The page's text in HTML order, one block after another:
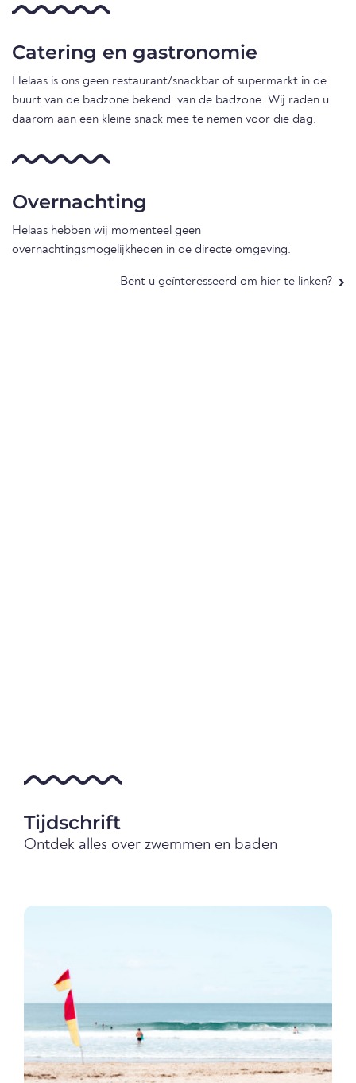
Catering en gastronomie
Helaas is ons geen restaurant/snackbar of supermarkt in de
buurt van de badzone bekend. van de badzone. Wij raden u
daarom aan een kleine snack mee te nemen voor die dag.
Overnachting
Helaas hebben wij momenteel geen
overnachtingsmogelijkheden in de directe omgeving.
Bent u geïnteresseerd om hier te linken?
Tijdschrift
Ontdek alles over zwemmen en baden